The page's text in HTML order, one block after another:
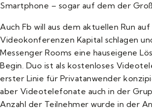
Smartphone – sogar auf dem der
Auch Fb will aus dem aktuellen Run auf
Videokonferenzen Kapital schlagen
Messenger Rooms eine hauseigene
Begin. Duo ist als kostenloses
erster Linie für Privatanwender
aber Videotelefonate auch in der
Anzahl der Teilnehmer wurde in der